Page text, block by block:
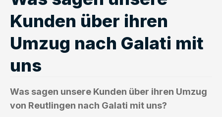
Kunden über ihren
Umzug nach Galati mit
uns
Was sagen unsere Kunden über ihren Umzug
von Reutlingen nach Galati mit uns?